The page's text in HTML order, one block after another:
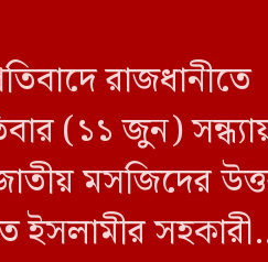
রাজধানীতে
(১১ জুন)
মসজিদের
ইসলামীর সহকারী